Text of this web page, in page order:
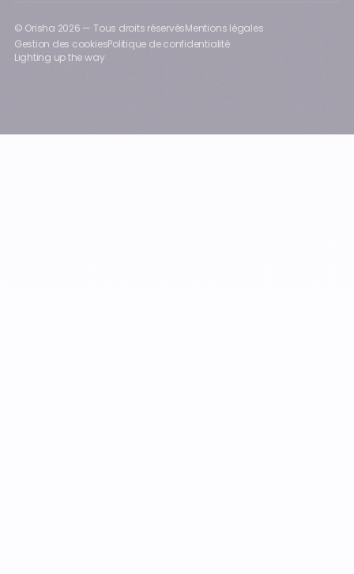
© Orisha 2026 — Tous droits réservésMentions légales
Gestion des cookiesPolitique de confidentialité
Lighting up the way